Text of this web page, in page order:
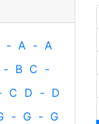
- A - A
- B C -
C D - D
- G - G